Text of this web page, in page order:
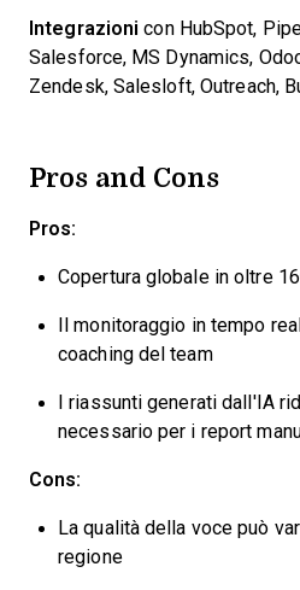
Integrazioni con HubSpot,
Salesforce, MS Dynamics,
Zendesk, Salesloft, Outreach,
Pros and Cons
Pros:
Copertura globale in oltre
Il monitoraggio in tempo
coaching del team
I riassunti generati dall'IA
necessario per i report
Cons:
La qualità della voce può
regione